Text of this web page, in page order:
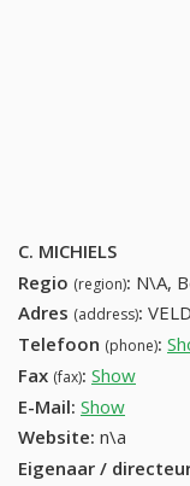
C. MICHIELS
Regio (region): N\A,
Adres (address):
Telefoon (phone):
Fax (fax): Show
E-Mail: Show
Website: n\a
Eigenaar /